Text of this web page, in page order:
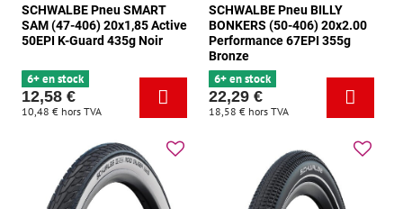
SCHWALBE Pneu SMART
SAM (47-406) 20x1,85 Active
50EPI K-Guard 435g Noir
6+ en stock
12,58 €
10,48 € hors TVA
SCHWALBE Pneu BILLY
BONKERS (50-406) 20x2.00
Performance 67EPI 355g
Bronze
6+ en stock
22,29 €
18,58 € hors TVA